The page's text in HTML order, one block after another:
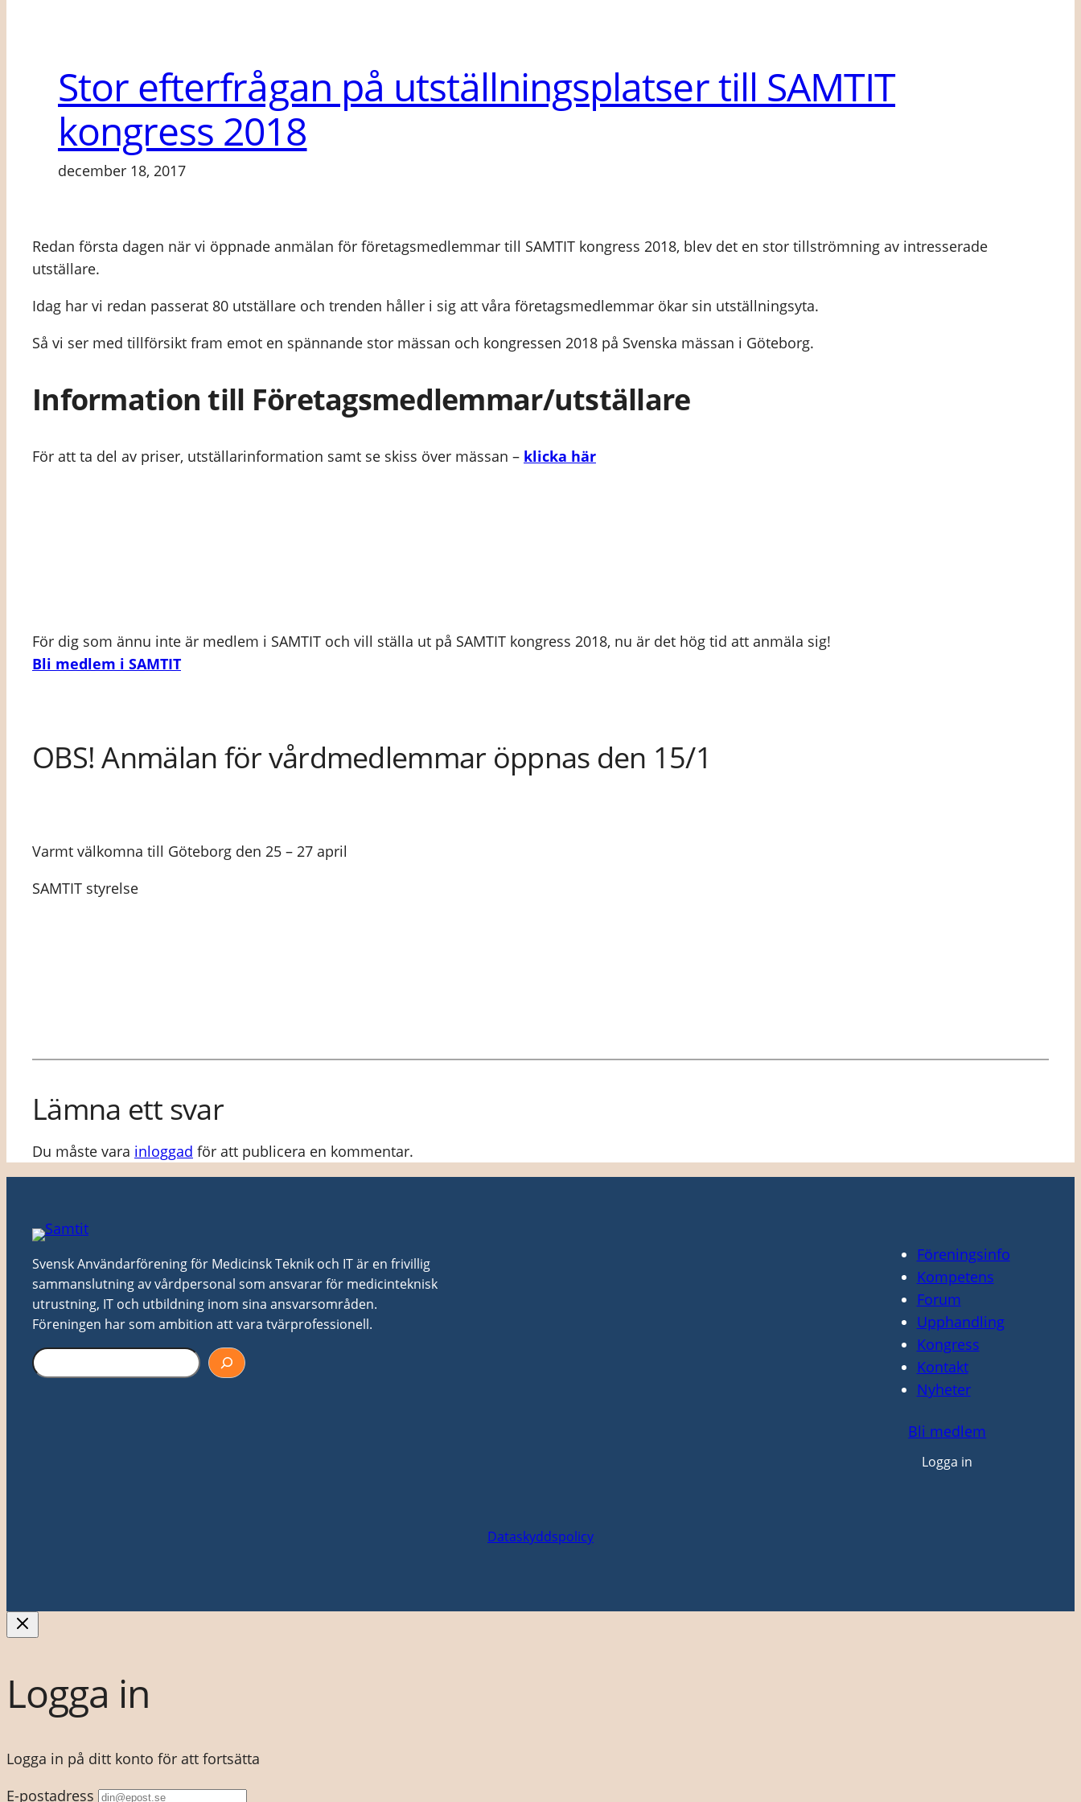
Stor efterfrågan på utställningsplatser till SAMTIT
kongress 2018
december 18, 2017
Redan första dagen när vi öppnade anmälan för företagsmedlemmar till SAMTIT kongress 2018, blev det en stor tillströmning av intresserade
utställare.
Idag har vi redan passerat 80 utställare och trenden håller i sig att våra företagsmedlemmar ökar sin utställningsyta.
Så vi ser med tillförsikt fram emot en spännande stor mässan och kongressen 2018 på Svenska mässan i Göteborg.
Information till Företagsmedlemmar/utställare
För att ta del av priser, utställarinformation samt se skiss över mässan – klicka här
För dig som ännu inte är medlem i SAMTIT och vill ställa ut på SAMTIT kongress 2018, nu är det hög tid att anmäla sig!
Bli medlem i SAMTIT
OBS! Anmälan för vårdmedlemmar öppnas den 15/1
Varmt välkomna till Göteborg den 25 – 27 april
SAMTIT styrelse
Lämna ett svar
Du måste vara inloggad för att publicera en kommentar.
Svensk Användarförening för Medicinsk Teknik och IT är en frivillig
sammanslutning av vårdpersonal som ansvarar för medicinteknisk
utrustning, IT och utbildning inom sina ansvarsområden.
Föreningen har som ambition att vara tvärprofessionell.
S
ö
k
Föreningsinfo
Kompetens
Forum
Upphandling
Kongress
Kontakt
Nyheter
Bli medlem
Logga in
Dataskyddspolicy
Logga in
Logga in på ditt konto för att fortsätta
E-postadress